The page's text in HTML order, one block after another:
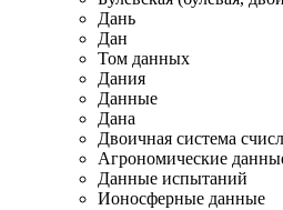
Дань
Дан
Том данных
Дания
Данные
Дана
Двоичная система
Агрономические
Данные испытаний
Ионосферные данные